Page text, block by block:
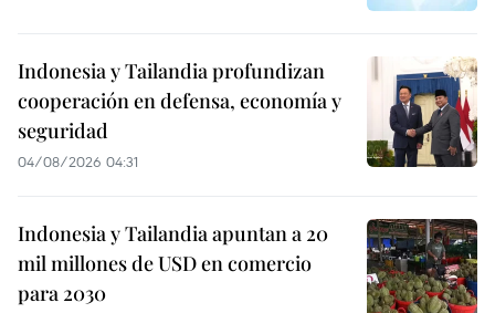
Indonesia y Tailandia profundizan
cooperación en defensa, economía y
seguridad
04/08/2026 04:31
Indonesia y Tailandia apuntan a 20
mil millones de USD en comercio
para 2030